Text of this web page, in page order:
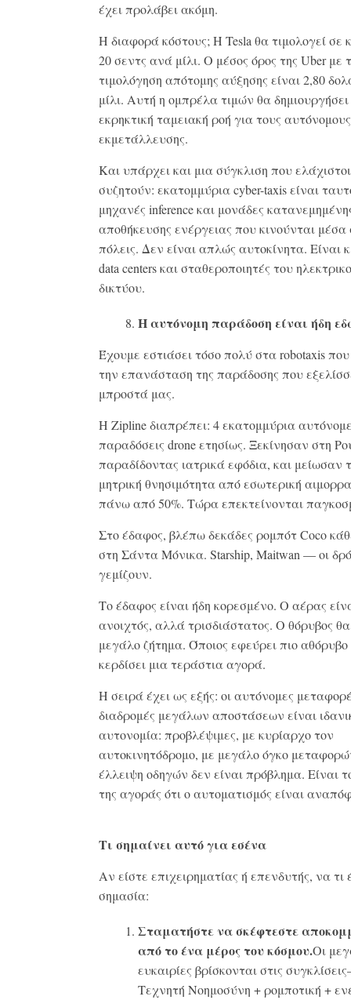
έχει προλάβει ακόμη.
Η διαφορά κόστους; Η Tesla θα τιμολογεί σε
20 σεντς ανά μίλι. Ο μέσος όρος της Uber με
τιμολόγηση απότομης αύξησης είναι 2,80
μίλι. Αυτή η ομπρέλα τιμών θα δημιουργήσει
εκρηκτική ταμειακή ροή για τους
εκμετάλλευσης.
Και υπάρχει και μια σύγκλιση που ελάχιστοι
συζητούν: εκατομμύρια cyber-taxis είναι
μηχανές inference και μονάδες
αποθήκευσης ενέργειας που κινούνται μέσα
πόλεις. Δεν είναι απλώς αυτοκίνητα. Είναι
data centers και σταθεροποιητές του
δικτύου.
Η αυτόνομη παράδοση είναι ήδη
Έχουμε εστιάσει τόσο πολύ στα robotaxis
την επανάσταση της παράδοσης που
μπροστά μας.
Η Zipline διαπρέπει: 4 εκατομμύρια
παραδόσεις drone ετησίως. Ξεκίνησαν στη
παραδίδοντας ιατρικά εφόδια, και μείωσαν
μητρική θνησιμότητα από εσωτερική
πάνω από 50%. Τώρα επεκτείνονται
Στο έδαφος, βλέπω δεκάδες ρομπότ Coco
στη Σάντα Μόνικα. Starship, Maitwan — οι
γεμίζουν.
Το έδαφος είναι ήδη κορεσμένο. Ο αέρας
ανοιχτός, αλλά τρισδιάστατος. Ο θόρυβος θα
μεγάλο ζήτημα. Όποιος εφεύρει πιο αθόρυβο
κερδίσει μια τεράστια αγορά.
Η σειρά έχει ως εξής: οι αυτόνομες
διαδρομές μεγάλων αποστάσεων είναι
αυτονομία: προβλέψιμες, με κυρίαρχο τον
αυτοκινητόδρομο, με μεγάλο όγκο
έλλειψη οδηγών δεν είναι πρόβλημα. Είναι
της αγοράς ότι ο αυτοματισμός είναι
Τι σημαίνει αυτό για εσένα
Αν είστε επιχειρηματίας ή επενδυτής, να τι
σημασία:
Σταματήστε να σκέφτεστε
από το ένα μέρος του κόσμου.Οι
ευκαιρίες βρίσκονται στις
Τεχνητή Νοημοσύνη + ρομποτική +